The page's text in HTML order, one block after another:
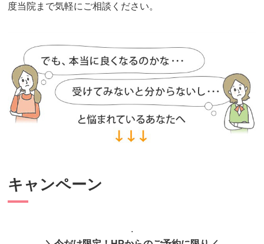
度当院まで気軽にご相談ください。
キャンペーン
.